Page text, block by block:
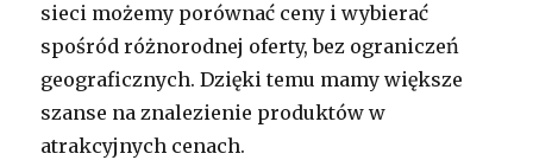
sieci możemy porównać ceny i wybierać
spośród różnorodnej oferty, bez ograniczeń
geograficznych. Dzięki temu mamy większe
szanse na znalezienie produktów w
atrakcyjnych cenach.